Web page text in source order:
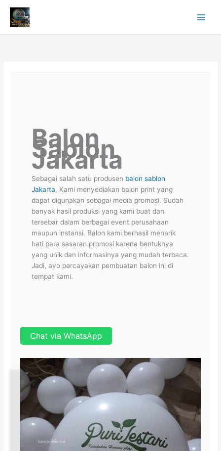
content
Balon
Sablon
Jakarta
Sebagai salah satu produsen balon sablon
Jakarta, Kami menyediakan balon print yang
dapat digunakan sebagai media promosi. Sudah
banyak hasil produksi yang kami buat dan
tersebar dalam berbagai event perusahaan
maupun instansi. Balon kami berhasil menarik
hati para sasaran promosi karena bentuknya
yang unik dan informasinya yang mudah terbaca.
Jadi, ayo percayakan pembuatan balon ini di
tempat kami.
Chat via WhatsApp